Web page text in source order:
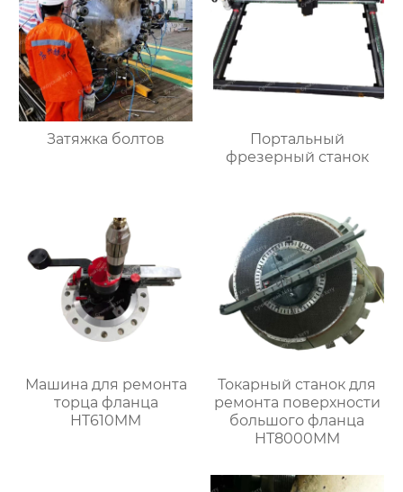
Затяжка болтов
Портальный
фрезерный станок
Машина для ремонта
торца фланца
HT610MM
Токарный станок для
ремонта поверхности
большого фланца
HT8000MM